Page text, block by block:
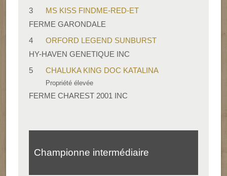
3
MS KISS FINDME-RED-ET
FERME GARONDALE
4
ORFORD LEGEND SUNBURST
HY-HAVEN GENETIQUE INC
5
CHALUKA KING DOC KATALINA
Propriété élevée
FERME CHAREST 2001 INC
Championne intermédiaire